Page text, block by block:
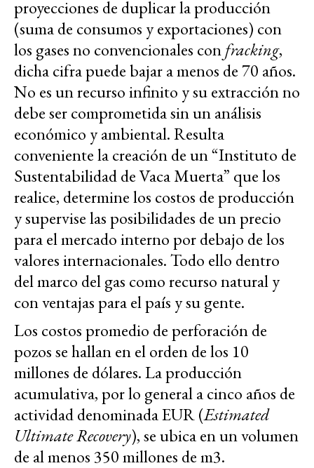
proyecciones de duplicar la producción
(suma de consumos y exportaciones) con
los gases no convencionales confracking,
dicha cifra puede bajar a menos de 70 años.
No es un recurso infinito y su extracción no
debe ser comprometida sin un análisis
económico y ambiental. Resulta
conveniente la creación de un “Instituto de
Sustentabilidad de Vaca Muerta” que los
realice, determine los costos de producción
y supervise las posibilidades de un precio
para el mercado interno por debajo de los
valores internacionales. Todo ello dentro
del marco del gas como recurso natural y
con ventajas para el país y su gente.
Los costos promedio de perforación de
pozos se hallan en el orden de los 10
millones de dólares. La producción
acumulativa, por lo general a cinco años de
actividad denominada EUR (Estimated
Ultimate Recovery), se ubica en un volumen
de al menos 350 millones de m3.